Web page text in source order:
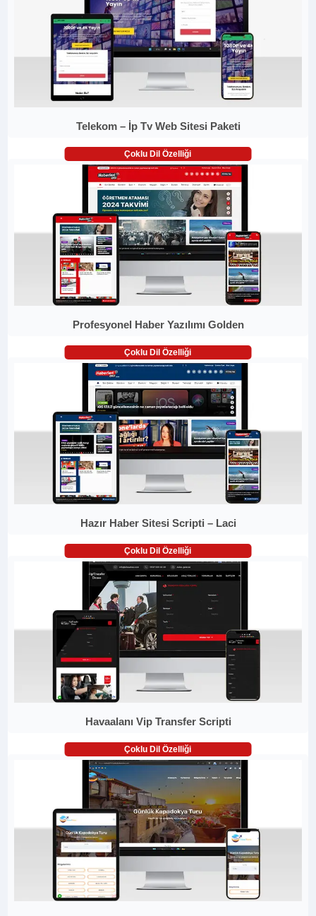
Telekom – İp Tv Web Sitesi Paketi
Çoklu Dil Özelliği
Profesyonel Haber Yazılımı Golden
Çoklu Dil Özelliği
Hazır Haber Sitesi Scripti – Laci
Çoklu Dil Özelliği
Havaalanı Vip Transfer Scripti
Çoklu Dil Özelliği